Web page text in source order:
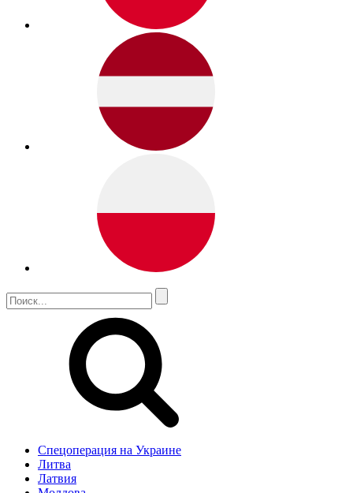
Спецоперация на Украине
Литва
Латвия